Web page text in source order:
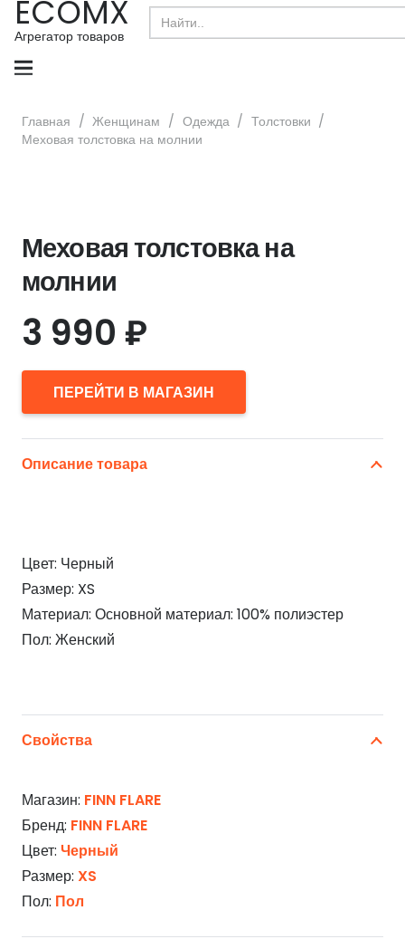
ECOMX
Агрегатор товаров
Search
for:
Главная / Женщинам / Одежда / Толстовки /
Меховая толстовка на молнии
Меховая толстовка на
молнии
3 990 ₽
ПЕРЕЙТИ В МАГАЗИН
Описание товара
Цвет: Черный
Размер: XS
Материал: Основной материал: 100% полиэстер
Пол: Женский
Свойства
Магазин: FINN FLARE
Бренд: FINN FLARE
Цвет: Черный
Размер: XS
Пол: Пол